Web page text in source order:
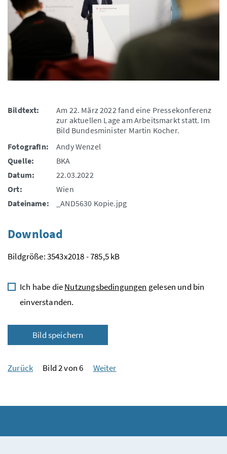
Bildtext:
Am 22. März 2022 fand eine Pressekonferenz
zur aktuellen Lage am Arbeitsmarkt statt. Im
Bild Bundesminister Martin Kocher.
FotografIn:
Andy Wenzel
Quelle:
BKA
Datum:
22.03.2022
Ort:
Wien
Dateiname:
_AND5630 Kopie.jpg
Download
Bildgröße: 3543x2018 - 785,5 kB
Ich habe dieNutzungsbedingungen gelesen und bin
einverstanden.
Bild speichern
Zurück Bild 2 von 6 Weiter